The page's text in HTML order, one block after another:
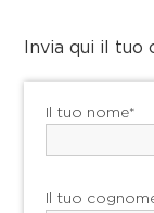
Invia qui il tuo
Il tuo nome*
Il tuo